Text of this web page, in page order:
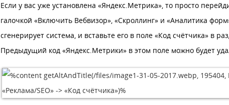
Если у вас уже установлена «Яндекс.Метрика», то просто
галочкой «Включить Вебвизор», «Скроллинг» и «Аналитика
сгенерирует система, и вставьте его в поле «Код счётчика» в
Предыдущий код «Яндекс.Метрики» в этом поле можно будет